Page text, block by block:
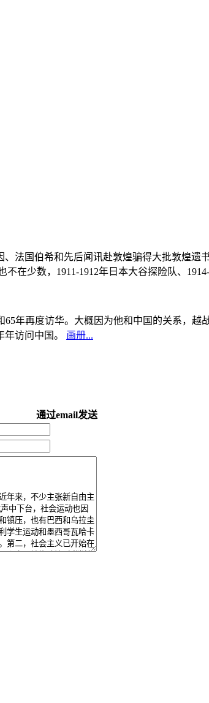
、法国伯希和先后闻讯赴敦煌骗得大批敦煌遗
在少数，1911-1912年日本大谷探险队、
65年再度访华。大概因为他和中国的关系，
访问中国。 画册...
通过email发送